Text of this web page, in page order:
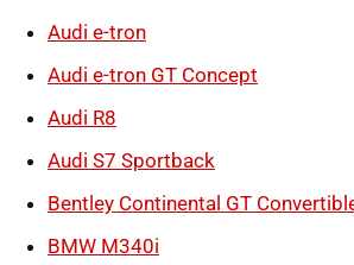
Audi e-tron
Audi e-tron GT Concept
Audi R8
Audi S7 Sportback
Bentley Continental GT
BMW M340i